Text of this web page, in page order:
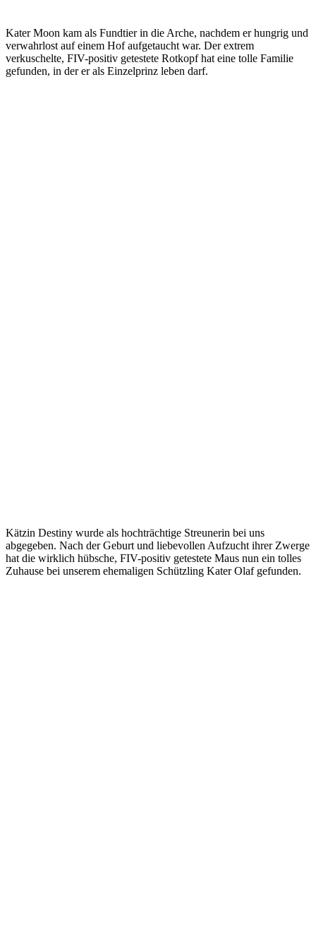
Kater Moon kam als Fundtier in die Arche, nachdem er hungrig und
verwahrlost auf einem Hof aufgetaucht war. Der extrem
verkuschelte, FIV-positiv getestete Rotkopf hat eine tolle Familie
gefunden, in der er als Einzelprinz leben darf.
Kätzin Destiny wurde als hochträchtige Streunerin bei uns
abgegeben. Nach der Geburt und liebevollen Aufzucht ihrer Zwerge
hat die wirklich hübsche, FIV-positiv getestete Maus nun ein tolles
Zuhause bei unserem ehemaligen Schützling Kater Olaf gefunden.